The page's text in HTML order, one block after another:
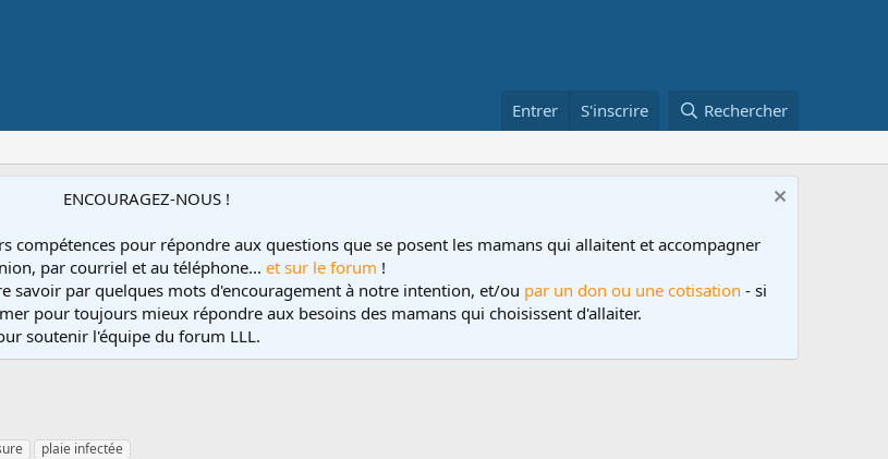
Entrer S'inscrire Rechercher
ENCOURAGEZ-NOUS !
compétences pour répondre aux questions que se posent les mamans qui allaitent et accompagner
par courriel et au téléphone... et sur le forum !
savoir par quelques mots d'encouragement à notre intention, et/ou par un don ou une cotisation - si
pour toujours mieux répondre aux besoins des mamans qui choisissent d'allaiter.
soutenir l'équipe du forum LLL.
plaie infectée